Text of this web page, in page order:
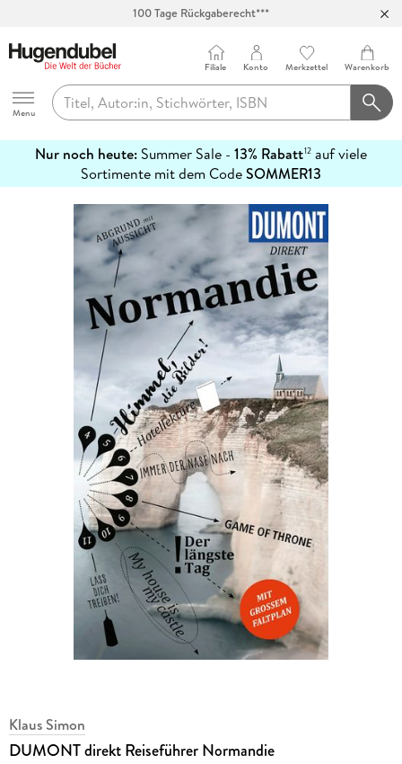
100 Tage Rückgaberecht***
Hugendubel
Menu
Filiale Konto Merkzettel Warenkorb
Nur noch heute: Summer Sale - 13% Rabatt12 auf viele
Sortimente mit dem CodeSOMMER13
erfahren
Klaus Simon
DUMONT direkt Reiseführer Normandie